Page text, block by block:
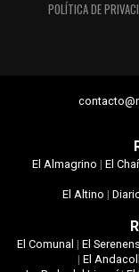
POLÍTICA DE
El Almagrino | El
El Altino |
El Comunal | El
| El